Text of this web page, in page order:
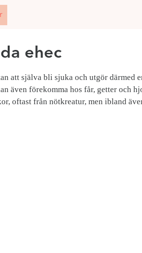
ehec
att själva bli sjuka och utgör därmed
även förekomma hos får, getter och
oftast från nötkreatur, men ibland